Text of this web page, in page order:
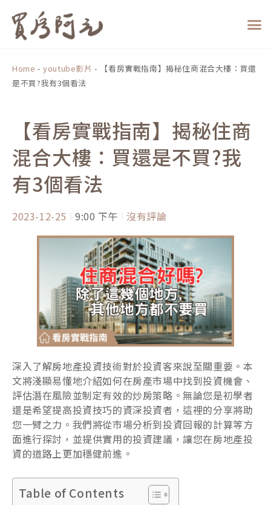
Home -youtube影片 -
【看房實戰指南】揭秘住商混合大樓：買還
是不買?我有3個看法
【看房實戰指南】揭秘住商
混合大樓：買還是不買?我
有3個看法
2023-12-25 9:00 下午 沒有評論
深入了解房地產投資技術對於投資客來說至關重要。本
文將淺顯易懂地介紹如何在房產市場中找到投資機會、
評估潛在風險並制定有效的炒房策略。無論您是初學者
還是希望提高投資技巧的資深投資者，這裡的分享將助
您一臂之力。我們將從市場分析到投資回報的計算等方
面進行探討，並提供實用的投資建議，讓您在房地產投
資的道路上更加穩健前進。
Table of Contents